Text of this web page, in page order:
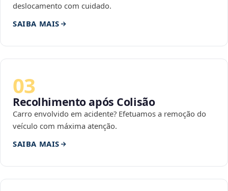
deslocamento com cuidado.
SAIBA MAIS
03
Recolhimento após Colisão
Carro envolvido em acidente? Efetuamos a remoção do
veículo com máxima atenção.
SAIBA MAIS